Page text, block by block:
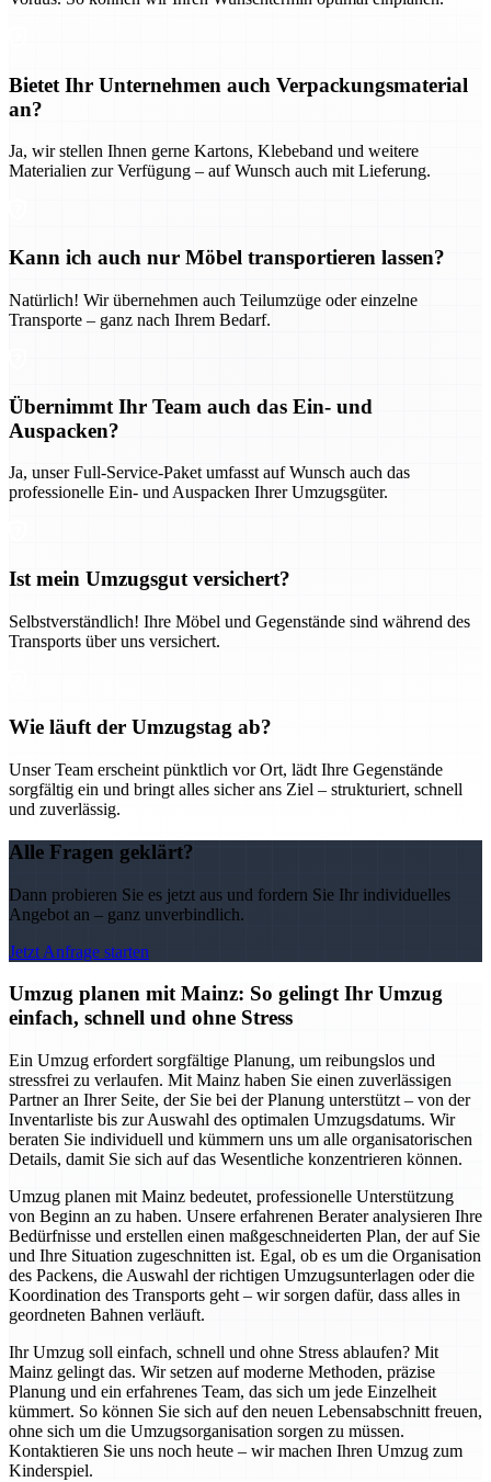
Bietet Ihr Unternehmen auch Verpackungsmaterial
an?
Ja, wir stellen Ihnen gerne Kartons, Klebeband und weitere
Materialien zur Verfügung – auf Wunsch auch mit Lieferung.
Kann ich auch nur Möbel transportieren lassen?
Natürlich! Wir übernehmen auch Teilumzüge oder einzelne
Transporte – ganz nach Ihrem Bedarf.
Übernimmt Ihr Team auch das Ein- und
Auspacken?
Ja, unser Full-Service-Paket umfasst auf Wunsch auch das
professionelle Ein- und Auspacken Ihrer Umzugsgüter.
Ist mein Umzugsgut versichert?
Selbstverständlich! Ihre Möbel und Gegenstände sind während des
Transports über uns versichert.
Wie läuft der Umzugstag ab?
Unser Team erscheint pünktlich vor Ort, lädt Ihre Gegenstände
sorgfältig ein und bringt alles sicher ans Ziel – strukturiert, schnell
und zuverlässig.
Alle Fragen geklärt?
Dann probieren Sie es jetzt aus und fordern Sie Ihr individuelles
Angebot an – ganz unverbindlich.
Jetzt Anfrage starten
Umzug planen mit Mainz: So gelingt Ihr Umzug
einfach, schnell und ohne Stress
Ein Umzug erfordert sorgfältige Planung, um reibungslos und
stressfrei zu verlaufen. Mit Mainz haben Sie einen zuverlässigen
Partner an Ihrer Seite, der Sie bei der Planung unterstützt – von der
Inventarliste bis zur Auswahl des optimalen Umzugsdatums. Wir
beraten Sie individuell und kümmern uns um alle organisatorischen
Details, damit Sie sich auf das Wesentliche konzentrieren können.
Umzug planen mit Mainz bedeutet, professionelle Unterstützung
von Beginn an zu haben. Unsere erfahrenen Berater analysieren Ihre
Bedürfnisse und erstellen einen maßgeschneiderten Plan, der auf Sie
und Ihre Situation zugeschnitten ist. Egal, ob es um die Organisation
des Packens, die Auswahl der richtigen Umzugsunterlagen oder die
Koordination des Transports geht – wir sorgen dafür, dass alles in
geordneten Bahnen verläuft.
Ihr Umzug soll einfach, schnell und ohne Stress ablaufen? Mit
Mainz gelingt das. Wir setzen auf moderne Methoden, präzise
Planung und ein erfahrenes Team, das sich um jede Einzelheit
kümmert. So können Sie sich auf den neuen Lebensabschnitt freuen,
ohne sich um die Umzugsorganisation sorgen zu müssen.
Kontaktieren Sie uns noch heute – wir machen Ihren Umzug zum
Kinderspiel.